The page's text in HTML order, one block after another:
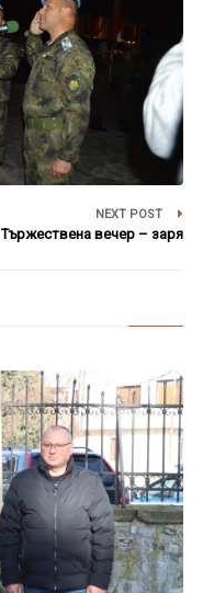
NEXT POST
Тържествена вечер – заря